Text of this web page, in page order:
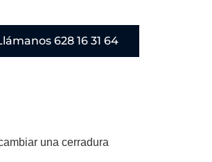
628 16 31 64